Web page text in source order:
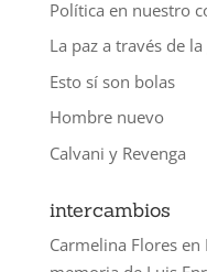
Política en nuestro
La paz a través de
Esto sí son bolas
Hombre nuevo
Calvani y Revenga
intercambios
Carmelina Floresen